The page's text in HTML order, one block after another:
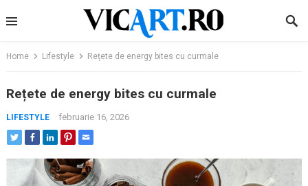
to
Home Lifestyle Rețete de energy bites cu curmale
Rețete de energy bites cu curmale
LIFESTYLE februarie 16, 2026